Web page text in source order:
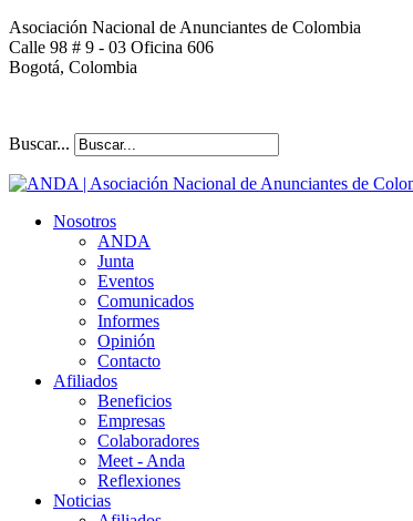
Asociación Nacional de Anunciantes de Colombia
Calle 98 # 9 - 03 Oficina 606
Bogotá, Colombia
Buscar...
Nosotros
ANDA
Junta
Eventos
Comunicados
Informes
Opinión
Contacto
Afiliados
Beneficios
Empresas
Colaboradores
Meet - Anda
Reflexiones
Noticias